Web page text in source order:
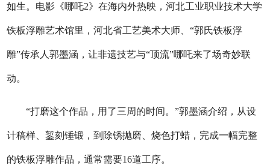
如生。电影《哪吒2》在海内外热映，河北工业职业技术大学
铁板浮雕艺术馆里，河北省工艺美术大师、“郭氏铁板浮
雕”传承人郭墨涵，让非遗技艺与“顶流”哪吒来了场奇妙联
动。
“打磨这个作品，用了三周的时间。”郭墨涵介绍，从设
计稿样、錾刻锤锻，到除锈抛磨、烧色打蜡，完成一幅完整
的铁板浮雕作品，通常需要16道工序。